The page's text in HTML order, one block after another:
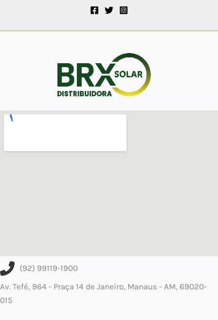
(92) 99119-1900
Av. Tefé, 964 - Praça 14 de Janeiro, Manaus - AM, 69020-
015